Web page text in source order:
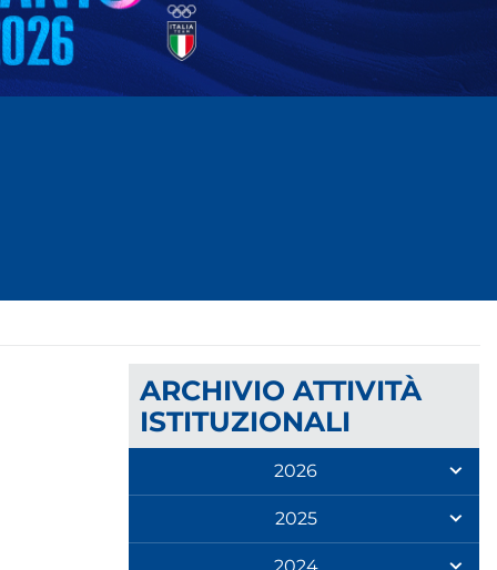
ARCHIVIO ATTIVITÀ
ISTITUZIONALI
2026
2025